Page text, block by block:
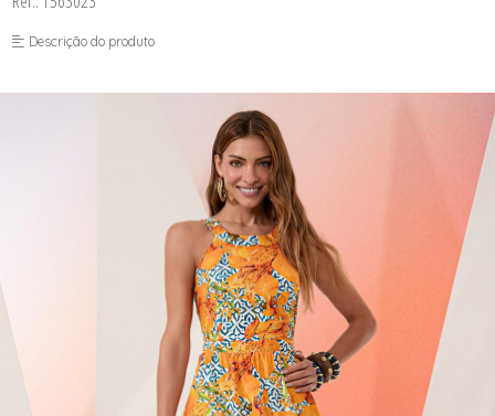
FUSEA-AGOSTO I-
LONGO-AGOSTO I-
MACAC-AGOSTO I-
Descrição do produto